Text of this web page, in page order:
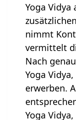
Yoga Vidya
nimmt
vermittelt
Nach
Yoga
erwerben.
Yoga